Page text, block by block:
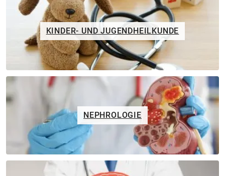
KINDER- UND JUGENDHEILKUNDE
NEPHROLOGIE